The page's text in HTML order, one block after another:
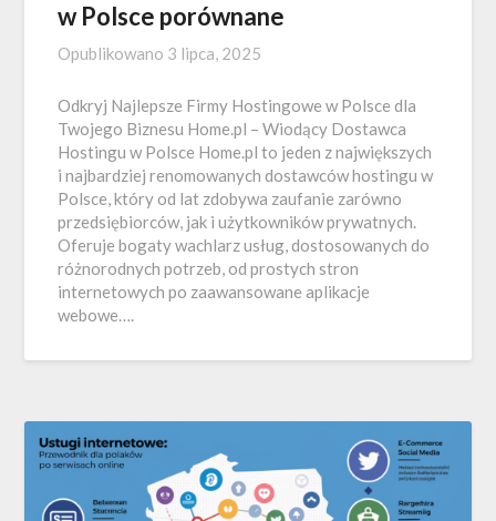
w Polsce porównane
Opublikowano 3 lipca, 2025
Odkryj Najlepsze Firmy Hostingowe w Polsce dla
Twojego Biznesu Home.pl – Wiodący Dostawca
Hostingu w Polsce Home.pl to jeden z największych
i najbardziej renomowanych dostawców hostingu w
Polsce, który od lat zdobywa zaufanie zarówno
przedsiębiorców, jak i użytkowników prywatnych.
Oferuje bogaty wachlarz usług, dostosowanych do
różnorodnych potrzeb, od prostych stron
internetowych po zaawansowane aplikacje
webowe….